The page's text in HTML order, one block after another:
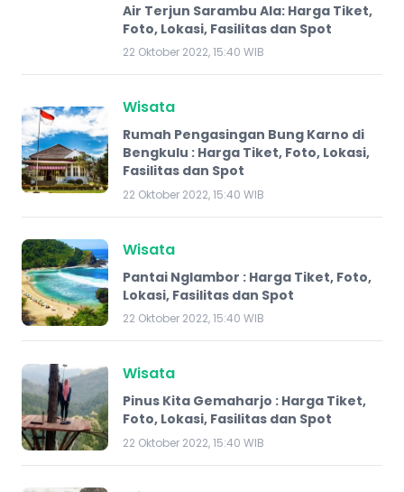
Air Terjun Sarambu Ala: Harga Tiket,
Foto, Lokasi, Fasilitas dan Spot
22 Oktober 2022, 15:40 WIB
Wisata
Rumah Pengasingan Bung Karno di
Bengkulu : Harga Tiket, Foto, Lokasi,
Fasilitas dan Spot
22 Oktober 2022, 15:40 WIB
Wisata
Pantai Nglambor : Harga Tiket, Foto,
Lokasi, Fasilitas dan Spot
22 Oktober 2022, 15:40 WIB
Wisata
Pinus Kita Gemaharjo : Harga Tiket,
Foto, Lokasi, Fasilitas dan Spot
22 Oktober 2022, 15:40 WIB